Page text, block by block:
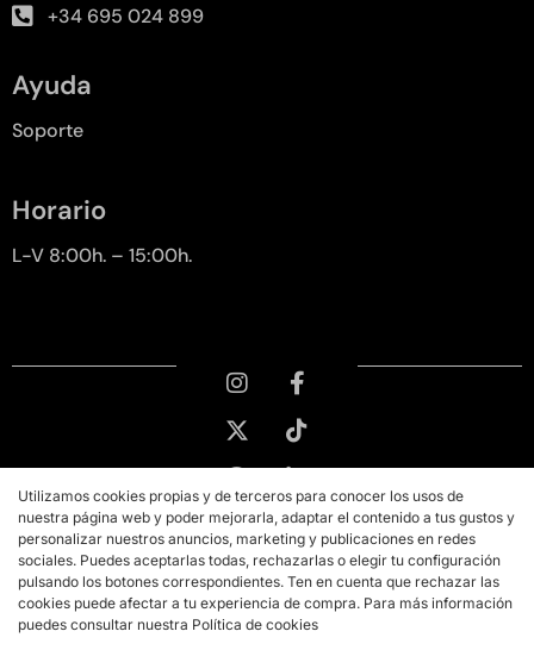
+34 695 024 899
Ayuda
Soporte
Horario
L-V 8:00h. – 15:00h.
Utilizamos cookies propias y de terceros para conocer los usos de
nuestra página web y poder mejorarla, adaptar el contenido a tus gustos y
personalizar nuestros anuncios, marketing y publicaciones en redes
sociales. Puedes aceptarlas todas, rechazarlas o elegir tu configuración
pulsando los botones correspondientes. Ten en cuenta que rechazar las
cookies puede afectar a tu experiencia de compra. Para más información
puedes consultar nuestra Política de cookies